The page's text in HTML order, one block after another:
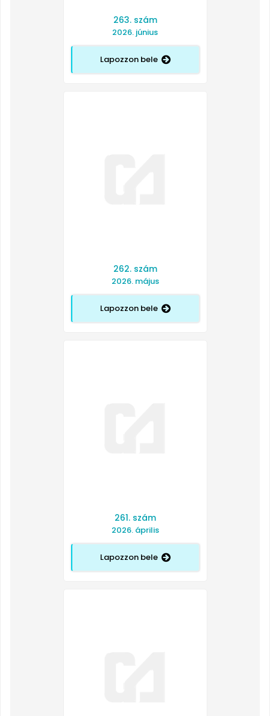
263. szám
2026. június
Lapozzon bele
262. szám
2026. május
Lapozzon bele
261. szám
2026. április
Lapozzon bele